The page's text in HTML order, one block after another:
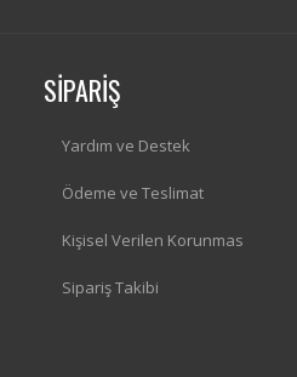
SİPARİŞ
Yardım ve Destek
Ödeme ve Teslimat
Kişisel Verilen Korunmas
Sipariş Takibi